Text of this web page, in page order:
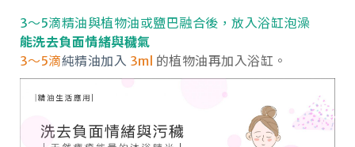
3～5滴精油與植物油或鹽巴融合後，放入浴缸泡澡
能洗去負面情緒與穢氣
3～5滴純精油加入 3ml 的植物油再加入浴缸。